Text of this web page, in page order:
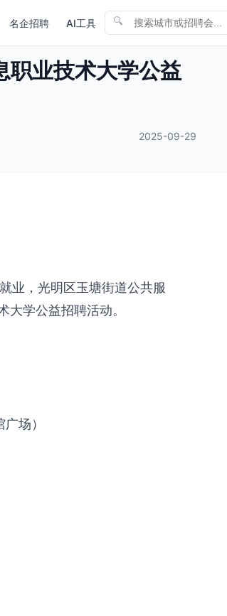
名企招聘 AI工具 🔍
职业技术大学公益
2025-09-29
业，光明区玉塘街道公共服
学公益招聘活动。
场）